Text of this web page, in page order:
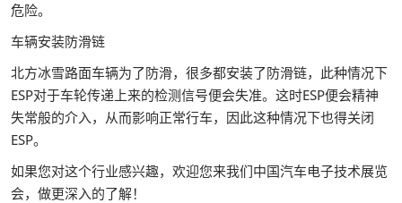
危险。
车辆安装防滑链
北方冰雪路面车辆为了防滑，很多都安装了防滑链，此种情况下
ESP对于车轮传递上来的检测信号便会失准。这时ESP便会精神
失常般的介入，从而影响正常行车，因此这种情况下也得关闭
ESP。
如果您对这个行业感兴趣，欢迎您来我们中国汽车电子技术展览
会，做更深入的了解！